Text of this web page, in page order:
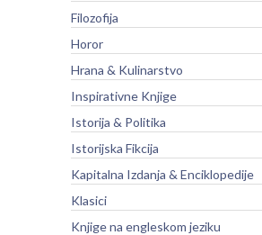
Filozofija
Horor
Hrana & Kulinarstvo
Inspirativne Knjige
Istorija & Politika
Istorijska Fikcija
Kapitalna Izdanja & Enciklopedije
Klasici
Knjige na engleskom jeziku